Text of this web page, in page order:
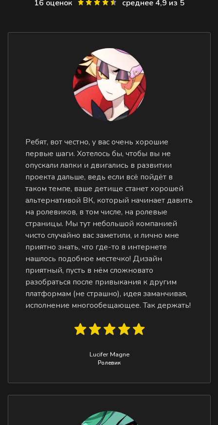
16 оценок среднее 4,9 из 5
Ребят, вот честно, у вас очень хорошие
первые шаги. Хотелось бы, чтобы вы не
опускали лапки и двигались в развитии
проекта дальше, ведь если всё пойдёт в
таком темпе, ваше детище станет хорошей
альтернативой ВК, который начинает давить
на ролевиков, в том числе, на ролевые
страницы. Мы тут небольшой компанией
чисто случайно вас заметили, и лично мне
приятно знать, что где-то в интернете
нашлось подобное местечко! Дизайн
приятный, пусть в нём сложновато
разобраться после привыкания к другим
платформам (не страшно), идея заманчивая,
исполнение многообещающее. Так держать!
Lucifer Magne
Ролевик